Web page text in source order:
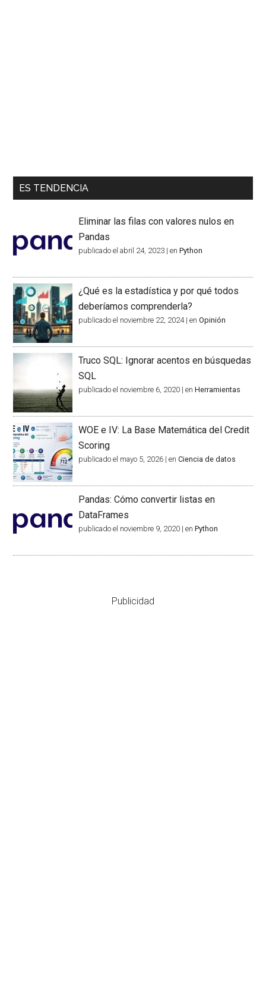
ES TENDENCIA
Eliminar las filas con valores nulos en
Pandas
publicado el abril 24, 2023 |enPython
¿Qué es la estadística y por qué todos
deberíamos comprenderla?
publicado el noviembre 22, 2024|enOpinión
Truco SQL: Ignorar acentos en búsquedas
SQL
publicado el noviembre 6, 2020 |enHerramientas
WOE e IV: La Base Matemática del Credit
Scoring
publicado el mayo 5, 2026 |enCiencia de datos
Pandas: Cómo convertir listas en
DataFrames
publicado el noviembre 9, 2020 |enPython
Publicidad